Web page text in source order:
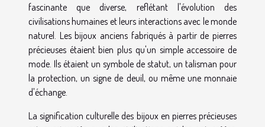
fascinante que diverse, reflétant l'évolution des
civilisations humaines et leurs interactions avec le monde
naturel. Les bijoux anciens fabriqués à partir de pierres
précieuses étaient bien plus qu'un simple accessoire de
mode. Ils étaient un symbole de statut, un talisman pour
la protection, un signe de deuil, ou même une monnaie
d'échange.
La signification culturelle des bijoux en pierres précieuses